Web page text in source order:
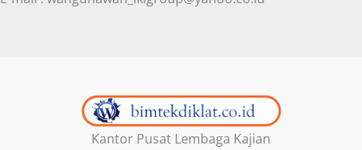
Kantor Pusat Lembaga Kajian